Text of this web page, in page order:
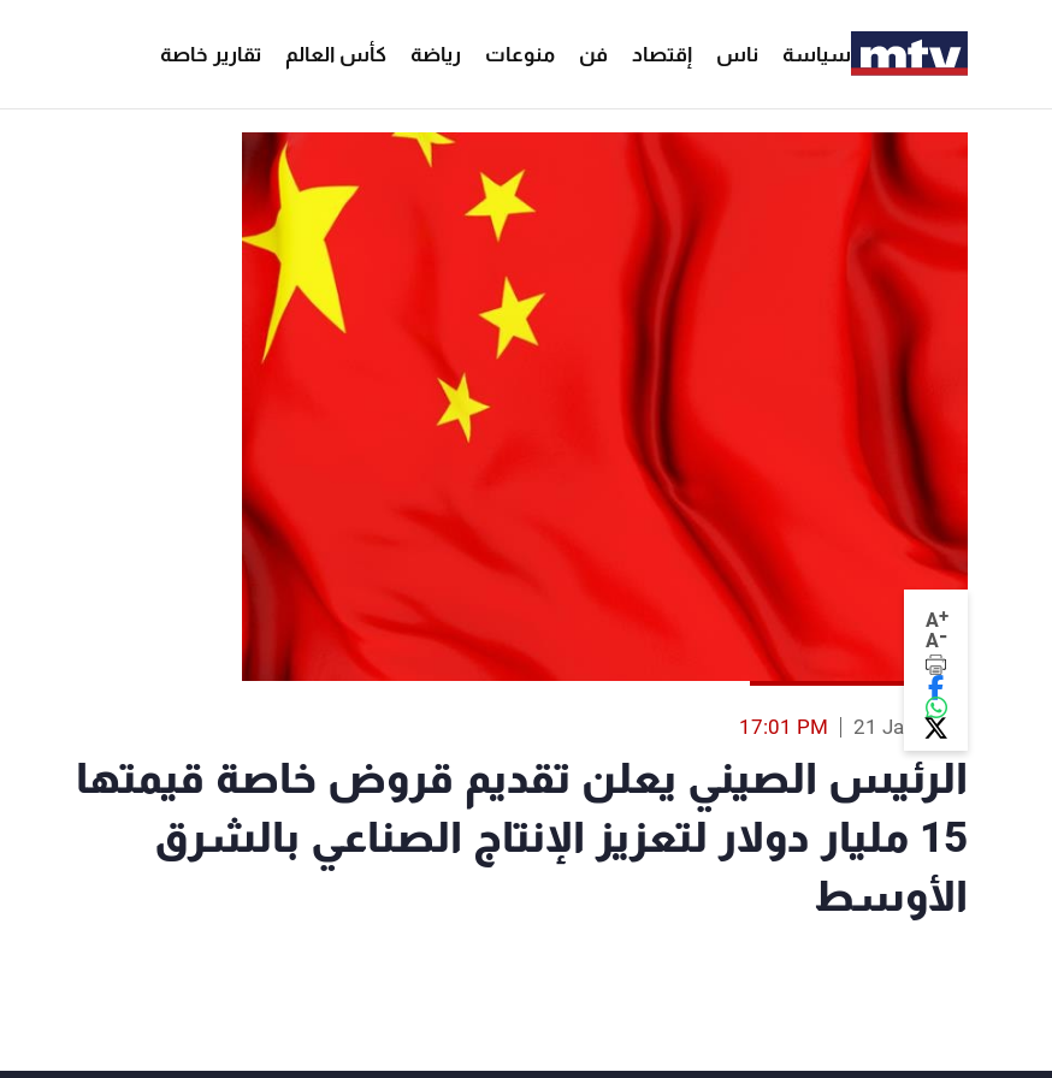
سياسة ناس إقتصاد فن منوعات رياضة كأس العالم تقارير خاصة
A+
A-
21 Jan 2016
17:01 PM
الرئيس الصيني يعلن تقديم قروض خاصة قيمتها
15 مليار دولار لتعزيز الإنتاج الصناعي بالشرق
الأوسط